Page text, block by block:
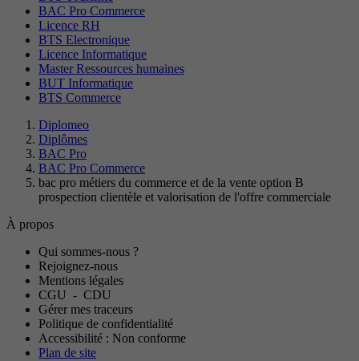
BAC Pro Commerce
Licence RH
BTS Electronique
Licence Informatique
Master Ressources humaines
BUT Informatique
BTS Commerce
Diplomeo
Diplômes
BAC Pro
BAC Pro Commerce
bac pro métiers du commerce et de la vente option B
prospection clientèle et valorisation de l'offre commerciale
À propos
Qui sommes-nous ?
Rejoignez-nous
Mentions légales
CGU - CDU
Gérer mes traceurs
Politique de confidentialité
Accessibilité : Non conforme
Plan de site